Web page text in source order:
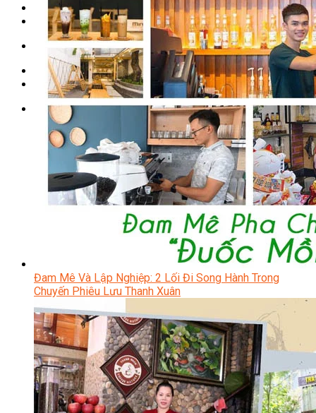
Chưa có sản phẩm trong giỏ hàng.
Giỏ hàng
Chưa có sản phẩm trong giỏ hàng.
Đam Mê Và Lập Nghiệp: 2 Lối Đi Song Hành Trong
Chuyến Phiêu Lưu Thanh Xuân